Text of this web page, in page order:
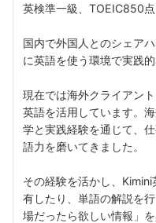
英検準一級、TOEIC850点
国内で外国人とのシェア
に英語を使う環境で実践
現在では海外クライアン
英語を活用しています。
学と実践経験を通じて、
語力を磨いてきました。
その経験を活かし、
有したり、単語の解説を
場だったら欲しい情報」